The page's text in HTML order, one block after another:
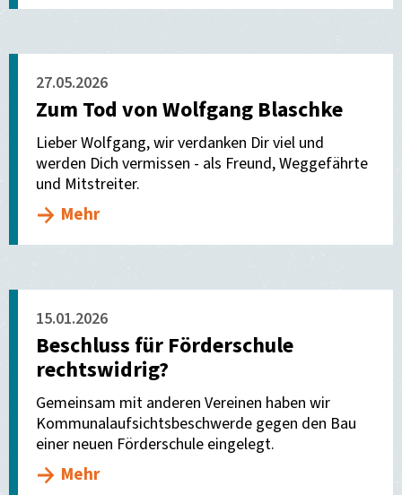
27.05.2026
Zum Tod von Wolfgang Blaschke
Lieber Wolfgang, wir verdanken Dir viel und
werden Dich vermissen - als Freund, Weggefährte
und Mitstreiter.
Mehr
15.01.2026
Beschluss für Förderschule
rechtswidrig?
Gemeinsam mit anderen Vereinen haben wir
Kommunalaufsichtsbeschwerde gegen den Bau
einer neuen Förderschule eingelegt.
Mehr